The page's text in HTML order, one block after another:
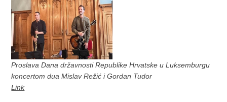
Proslava Dana državnosti Republike Hrvatske u Luksemburgu
koncertom dua Mislav Režić i Gordan Tudor
Link